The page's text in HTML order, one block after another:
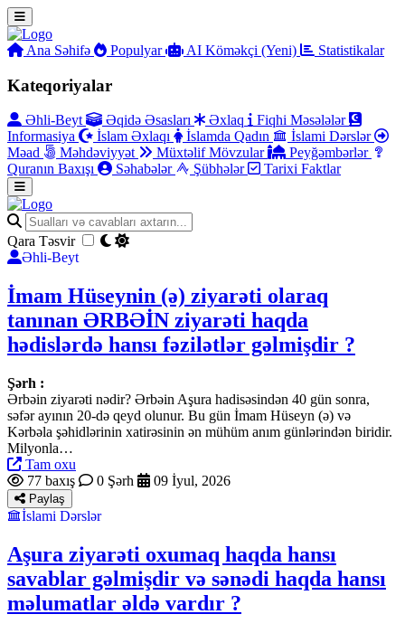
Ana Səhifə Populyar AI Köməkçi (Yeni) Statistikalar
Kateqoriyalar
Əhli-Beyt Əqidə Əsasları Əxlaq
Fiqhi Məsələlər
Informasiya
İslam Əxlaqı İslamda Qadın
İslami Dərslər
Məad
Məhdəviyyət Müxtəlif Mövzular
Peyğəmbərlər
Quranın Baxışı
Səhabələr Şübhələr Tarixi Faktlar
Qara Təsvir
Əhli-Beyt
İmam Hüseynin (ə) ziyarəti olaraq
tanınan ƏRBƏİN ziyarəti haqda
hədislərdə hansı fəzilətlər gəlmişdir ?
Şərh :
Ərbəin ziyarəti nədir? Ərbəin Aşura hadisəsindən 40 gün sonra,
səfər ayının 20-də qeyd olunur. Bu gün İmam Hüseyn (ə) və
Kərbəla şəhidlərinin xatirəsinin ən mühüm anım günlərindən biridir.
Milyonla…
Tam oxu
77 baxış
0 Şərh 09 İyul, 2026
Paylaş
İslami Dərslər
Aşura ziyarəti oxumaq haqda hansı
savablar gəlmişdir və sənədi haqda hansı
məlumatlar əldə vardır ?